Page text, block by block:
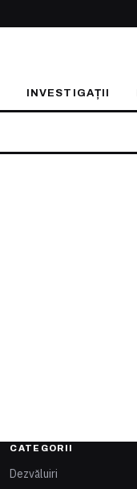
INVESTIGAȚII
CATEGORII
Dezvăluiri